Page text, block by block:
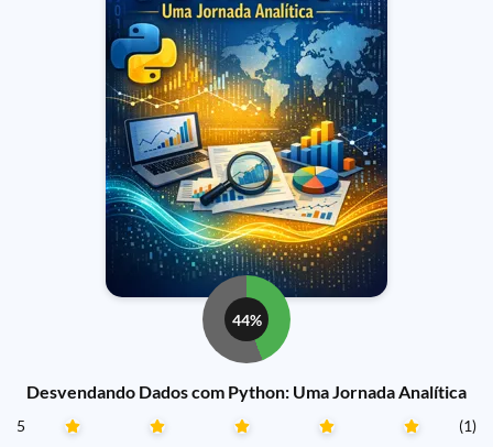
44%
Desvendando Dados com Python: Uma Jornada Analítica
5
(1)